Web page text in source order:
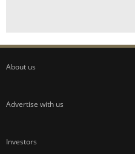
About us
Advertise with us
Investors